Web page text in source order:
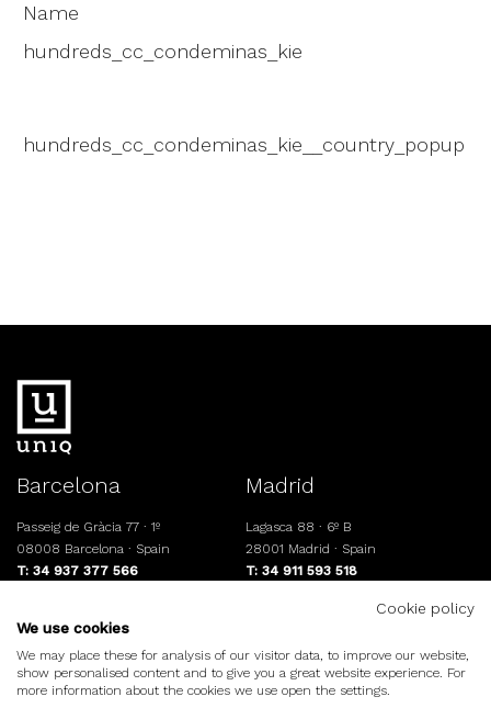
Name
hundreds_cc_condeminas_kie
hundreds_cc_condeminas_kie__country_popup
Barcelona
Passeig de Gràcia 77 · 1º
08008 Barcelona · Spain
T: 34 937 377 566
Madrid
Lagasca 88 · 6º B
28001 Madrid · Spain
T: 34 911 593 518
©uniq. Aviso legal Política de cookies
Cookie policy
We use cookies
We may place these for analysis of our visitor data, to improve our website,
show personalised content and to give you a great website experience. For
more information about the cookies we use open the settings.